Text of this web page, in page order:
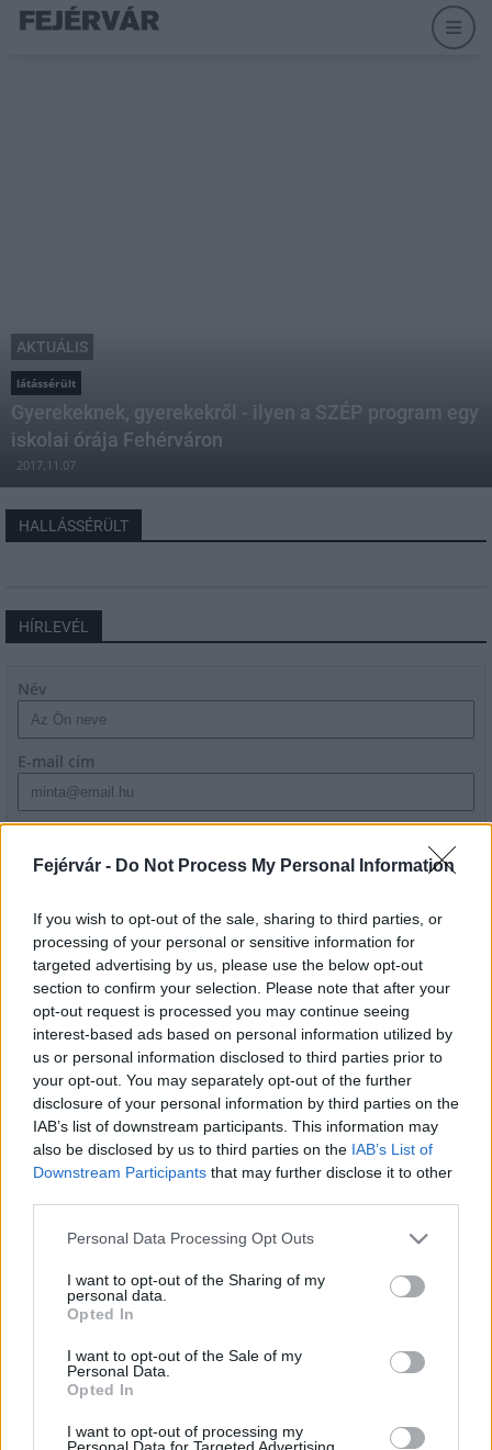
Fejérvár - Do Not Process My Personal Information
If you wish to opt-out of the sale, sharing to third parties, or
processing of your personal or sensitive information for
targeted advertising by us, please use the below opt-out
section to confirm your selection. Please note that after your
opt-out request is processed you may continue seeing
interest-based ads based on personal information utilized by
us or personal information disclosed to third parties prior to
your opt-out. You may separately opt-out of the further
disclosure of your personal information by third parties on the
IAB’s list of downstream participants. This information may
also be disclosed by us to third parties on the IAB’s List of
Downstream Participants that may further disclose it to other
Please note that this website/app uses one or more Google
not limited to your visit or usage behaviour. You may click to
grant or deny consent to Google and its third-party tags to
use your data for below specified purposes in below Google
consent section.
Personal Data Processing Opt Outs
I want to opt-out of the Sharing of my
personal data.
Opted In
I want to opt-out of the Sale of my
Personal Data.
Opted In
I want to opt-out of processing my
Personal Data for Targeted Advertising.
AKTUÁLIS
látássérült
Gyerekeknek, gyerekekről - ilyen a SZÉP program egy
iskolai órája Fehérváron
2017.11.07
HALLÁSSÉRÜLT
HÍRLEVÉL
Név
E-mail cím
szabályzatot!
LEGFRISSEBB
Országos hírek
Megérkezett az eső a Duna vízgyűjtőjére
Aktuális
Paks II.: Mit jelent az 5. blokk új
árnyékában?
másodfokúra csökken a riasztás